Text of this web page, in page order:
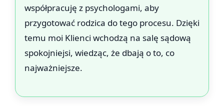
współpracuję z psychologami, aby
przygotować rodzica do tego procesu. Dzięki
temu moi Klienci wchodzą na salę sądową
spokojniejsi, wiedząc, że dbają o to, co
najważniejsze.